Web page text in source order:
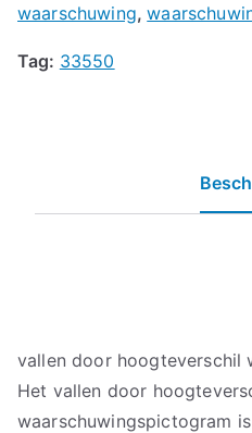
waarschuwing,
Tag: 33550
vallen door hoogteverschil
Het vallen door
waarschuwingspictogram